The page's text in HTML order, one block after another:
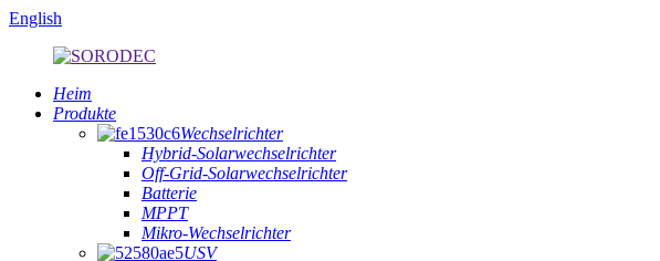
English
Heim
Produkte
Wechselrichter
Hybrid-Solarwechselrichter
Off-Grid-Solarwechselrichter
Batterie
MPPT
Mikro-Wechselrichter
USV